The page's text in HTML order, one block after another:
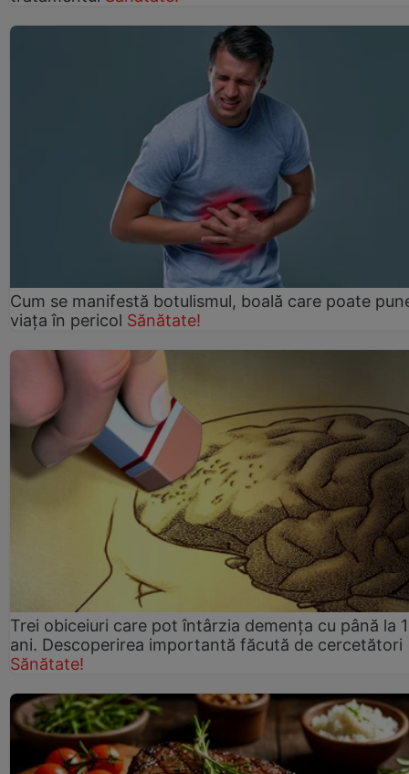
Cum se manifestă botulismul, boală care poate
viaţa în pericol Sănătate!
Trei obiceiuri care pot întârzia demența cu până la
ani. Descoperirea importantă făcută de cercetători
Sănătate!